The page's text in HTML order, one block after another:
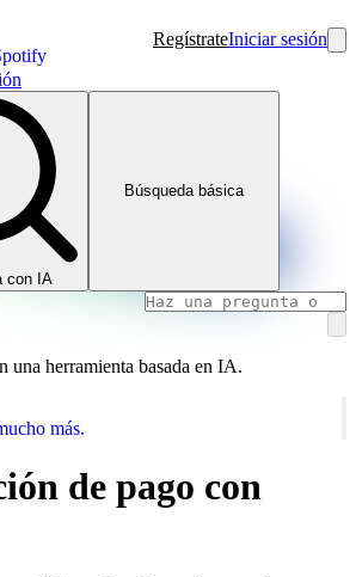
RegístrateIniciar sesión
con IA
Búsqueda básica
una herramienta basada en IA.
más.
de pago con